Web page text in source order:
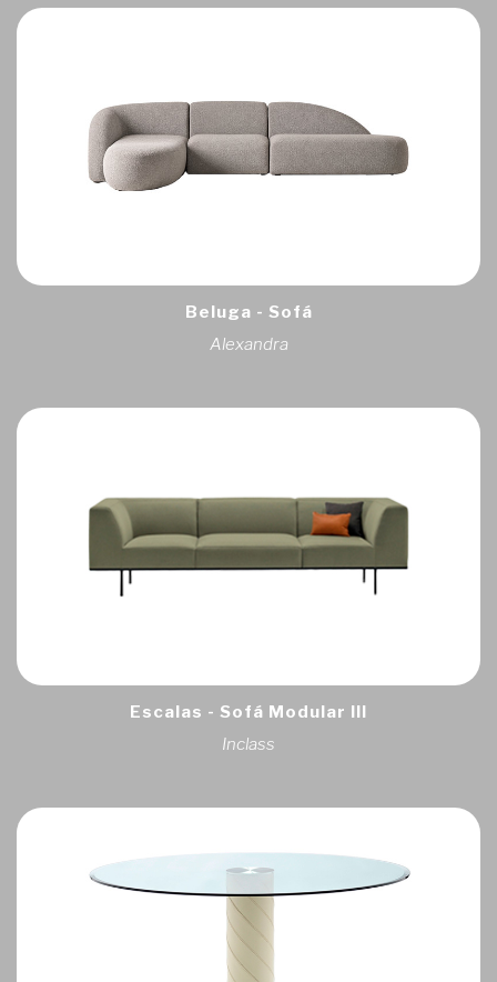
Beluga - Sofá
Alexandra
Escalas - Sofá Modular III
Inclass